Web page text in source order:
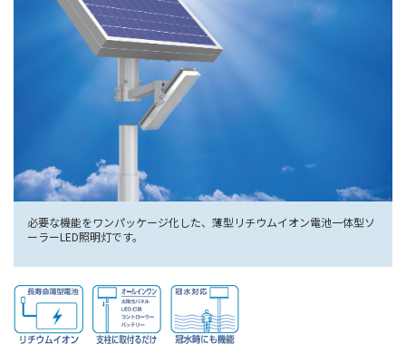
必要な機能をワンパッケージ化した、薄型リチウムイオン電池一体型ソ
ーラーLED照明灯です。